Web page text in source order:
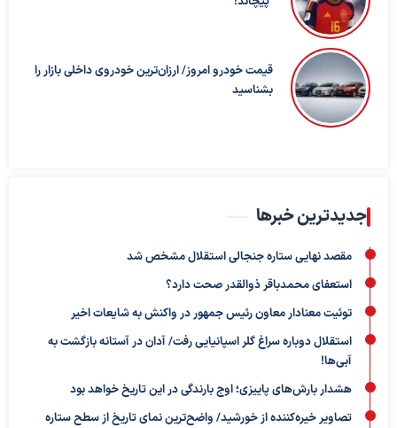
قیمت خودرو امروز/ ارزان‌ترین خودروی داخلی بازار را
بشناسید
جدیدترین خبرها
مقصد نهایی ستاره جنجالی استقلال مشخص شد
استعفای محمدباقر ذوالقدر صحت دارد؟
توئیت معنادار معاون رئیس جمهور در واکنش به شایعات اخیر
استقلال دوباره سراغ گلر اسپانیایی رفت/ آدان در آستانه بازگشت به
آبی‌ها!
هشدار بارش‌های پاییزی؛ اوج بارندگی در این تاریخ خواهد بود
تصاویر خیره‌کننده از خورشید/ واضح‌ترین نمای تاریخ از سطح ستاره